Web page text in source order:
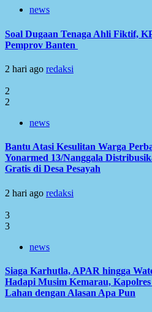
news
Soal Dugaan Tenaga Ahli Fiktif,
Pemprov Banten
2 hari ago redaksi
2
2
news
Bantu Atasi Kesulitan Warga
Yonarmed 13/Nanggala
Gratis di Desa Pesayah
2 hari ago redaksi
3
3
news
Siaga Karhutla, APAR hingga
Hadapi Musim Kemarau,
Lahan dengan Alasan Apa Pun